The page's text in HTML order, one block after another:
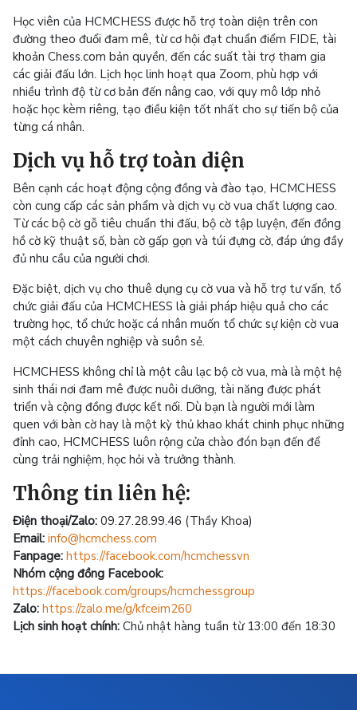
Học viên của HCMCHESS được hỗ trợ toàn diện trên con
đường theo đuổi đam mê, từ cơ hội đạt chuẩn điểm FIDE, tài
khoản Chess.com bản quyền, đến các suất tài trợ tham gia
các giải đấu lớn. Lịch học linh hoạt qua Zoom, phù hợp với
nhiều trình độ từ cơ bản đến nâng cao, với quy mô lớp nhỏ
hoặc học kèm riêng, tạo điều kiện tốt nhất cho sự tiến bộ của
từng cá nhân.
Dịch vụ hỗ trợ toàn diện
Bên cạnh các hoạt động cộng đồng và đào tạo, HCMCHESS
còn cung cấp các sản phẩm và dịch vụ cờ vua chất lượng cao.
Từ các bộ cờ gỗ tiêu chuẩn thi đấu, bộ cờ tập luyện, đến đồng
hồ cờ kỹ thuật số, bàn cờ gấp gọn và túi đựng cờ, đáp ứng đầy
đủ nhu cầu của người chơi.
Đặc biệt, dịch vụ cho thuê dụng cụ cờ vua và hỗ trợ tư vấn, tổ
chức giải đấu của HCMCHESS là giải pháp hiệu quả cho các
trường học, tổ chức hoặc cá nhân muốn tổ chức sự kiện cờ vua
một cách chuyên nghiệp và suôn sẻ.
HCMCHESS không chỉ là một câu lạc bộ cờ vua, mà là một hệ
sinh thái nơi đam mê được nuôi dưỡng, tài năng được phát
triển và cộng đồng được kết nối. Dù bạn là người mới làm
quen với bàn cờ hay là một kỳ thủ khao khát chinh phục những
đỉnh cao, HCMCHESS luôn rộng cửa chào đón bạn đến để
cùng trải nghiệm, học hỏi và trưởng thành.
Thông tin liên hệ:
Điện thoại/Zalo: 09.27.28.99.46 (Thầy Khoa)
Email: info@hcmchess.com
Fanpage: https://facebook.com/hcmchessvn
Nhóm cộng đồng Facebook:
https://facebook.com/groups/hcmchessgroup
Zalo: https://zalo.me/g/kfceim260
Lịch sinh hoạt chính: Chủ nhật hàng tuần từ 13:00 đến 18:30